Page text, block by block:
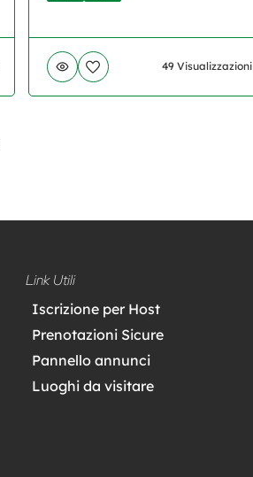
49 Visualizzazioni
Link Utili
Iscrizione per Host
Prenotazioni Sicure
Pannello annunci
Luoghi da visitare